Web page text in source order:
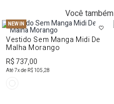
Você
NEW IN
Vestido Sem Manga Midi De
Malha Morango
R$ 737,00
Até7x de R$ 105,28